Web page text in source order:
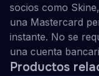
socios como
una Mastercard
instante. No se
una cuenta
Productos